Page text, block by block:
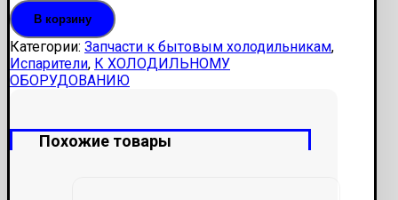
В корзину
Категории: Запчасти к бытовым холодильникам,
Испарители, К ХОЛОДИЛЬНОМУ
ОБОРУДОВАНИЮ
Похожие товары